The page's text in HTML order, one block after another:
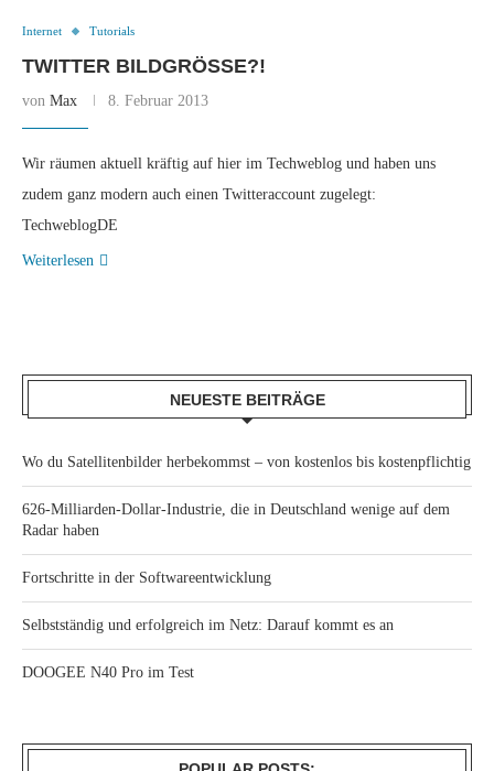
Internet Tutorials
TWITTER BILDGRÖSSE?!
von Max 8. Februar 2013
Wir räumen aktuell kräftig auf hier im Techweblog und haben uns
zudem ganz modern auch einen Twitteraccount zugelegt:
TechweblogDE
Weiterlesen
NEUESTE BEITRÄGE
Wo du Satellitenbilder herbekommst – von kostenlos bis kostenpflichtig
626-Milliarden-Dollar-Industrie, die in Deutschland wenige auf dem
Radar haben
Fortschritte in der Softwareentwicklung
Selbstständig und erfolgreich im Netz: Darauf kommt es an
DOOGEE N40 Pro im Test